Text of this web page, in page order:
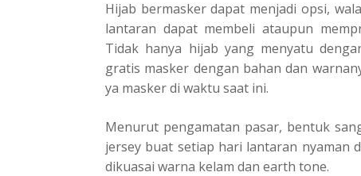
Hijab bermasker dapat menjadi opsi,
lantaran dapat membeli ataupun
Tidak hanya hijab yang menyatu
gratis masker dengan bahan dan
ya masker di waktu saat ini.
Menurut pengamatan pasar, bentuk
jersey buat setiap hari lantaran nyaman
dikuasai warna kelam dan earth tone.